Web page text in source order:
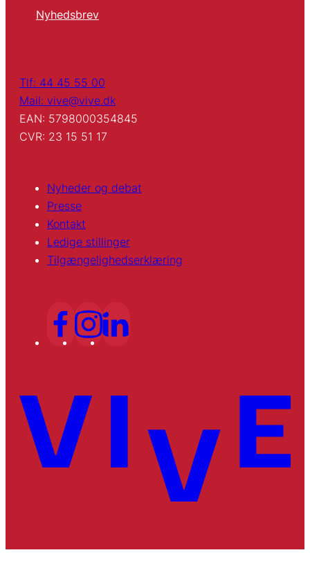
Nyhedsbrev
Tlf: 44 45 55 00
Mail: vive@vive.dk
EAN: 5798000354845
CVR: 23 15 51 17
Nyheder og debat
Presse
Kontakt
Ledige stillinger
Tilgængelighedserklæring